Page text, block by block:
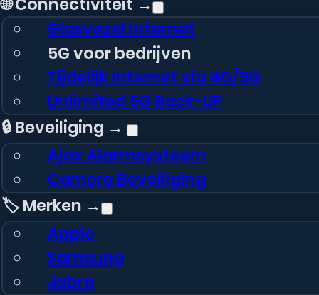
Glasvezel Internet
5G voor bedrijven
Tijdelijk Internet via 4G/5G
Unlimited 5G Back-UP
🔒 Beveiliging →
Ajax Alarmsysteem
Camera Beveiliging
🏷️ Merken →
Apple
Samsung
Jabra